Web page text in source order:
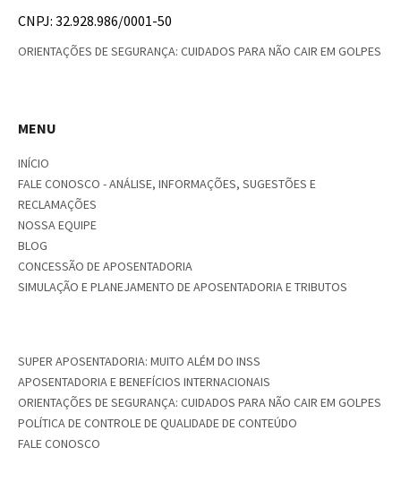
CNPJ: 32.928.986/0001-50
ORIENTAÇÕES DE SEGURANÇA: CUIDADOS PARA NÃO CAIR EM GOLPES
MENU
INÍCIO
FALE CONOSCO - ANÁLISE, INFORMAÇÕES, SUGESTÕES E
RECLAMAÇÕES
NOSSA EQUIPE
BLOG
CONCESSÃO DE APOSENTADORIA
SIMULAÇÃO E PLANEJAMENTO DE APOSENTADORIA E TRIBUTOS
SUPER APOSENTADORIA: MUITO ALÉM DO INSS
APOSENTADORIA E BENEFÍCIOS INTERNACIONAIS
ORIENTAÇÕES DE SEGURANÇA: CUIDADOS PARA NÃO CAIR EM GOLPES
POLÍTICA DE CONTROLE DE QUALIDADE DE CONTEÚDO
FALE CONOSCO